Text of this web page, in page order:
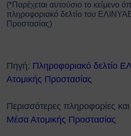
(*Παρέχεται αυτούσιο το κείμενο
πληροφοριακό δελτίο του
Προστασίας)
Πηγή: Πληροφοριακό δελτίο
Ατομικής Προστασίας
Περισσότερες πληροφορίες και
Μέσα Ατομικής Προστασίας